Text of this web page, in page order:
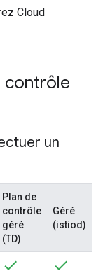
Cloud
contrôle
un
Plan de
contrôle
géré
(TD)
Géré
(istiod)